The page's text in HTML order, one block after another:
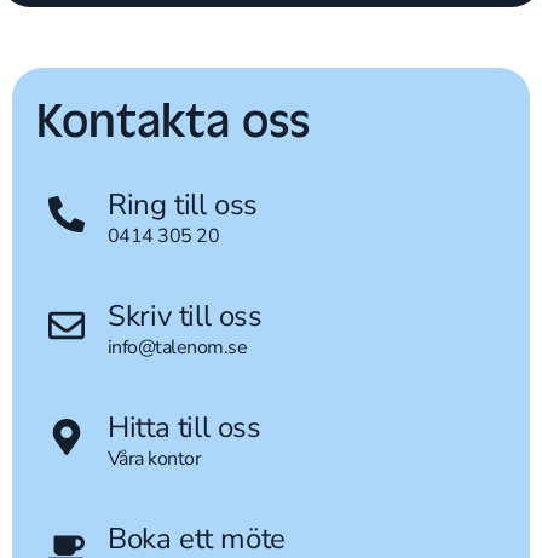
Kontakta oss
Ring till oss
0414 305 20
Skriv till oss
info@talenom.se
Hitta till oss
Våra kontor
Boka ett möte